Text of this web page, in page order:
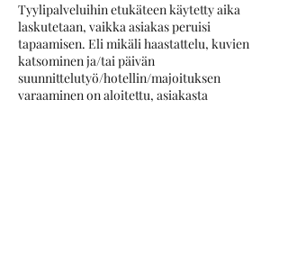
Tyylipalveluihin etukäteen käytetty aika
laskutetaan, vaikka asiakas peruisi
tapaamisen. Eli mikäli haastattelu, kuvien
katsominen ja/tai päivän
suunnittelutyö/hotellin/majoituksen
varaaminen on aloitettu, asiakasta